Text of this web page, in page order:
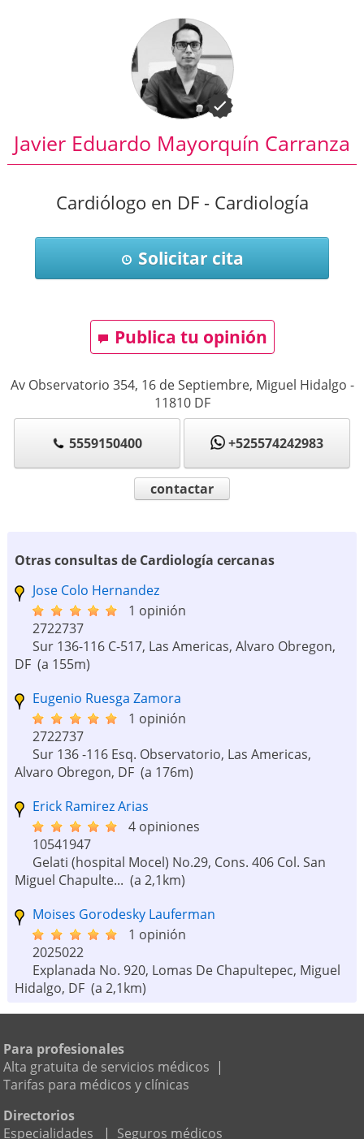
Javier Eduardo Mayorquín Carranza
Cardiólogo en DF - Cardiología
Solicitar cita
Publica tu opinión
Av Observatorio 354, 16 de Septiembre, Miguel Hidalgo -
11810 DF
5559150400 +525574242983
contactar
Otras consultas de Cardiología cercanas
Jose Colo Hernandez
1 opinión
2722737
Sur 136-116 C-517, Las Americas, Alvaro Obregon,
DF(a 155m)
Eugenio Ruesga Zamora
1 opinión
2722737
Sur 136 -116 Esq. Observatorio, Las Americas,
Alvaro Obregon, DF(a 176m)
Erick Ramirez Arias
4 opiniones
10541947
Gelati (hospital Mocel) No.29, Cons. 406 Col. San
Miguel Chapulte... (a 2,1km)
Moises Gorodesky Lauferman
1 opinión
2025022
Explanada No. 920, Lomas De Chapultepec, Miguel
Hidalgo, DF(a 2,1km)
2773111
Gelati 29-104, San Miguel Chapultepec, Miguel
Hidalgo, DF(a 2,3km)
David Bialostozky Kricheusky
Para profesionales
Alta gratuita de servicios médicos |
Tarifas para médicos y clínicas
Directorios
Especialidades
| Seguros médicos